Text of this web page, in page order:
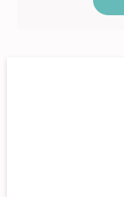
KIKUFUJI大部分